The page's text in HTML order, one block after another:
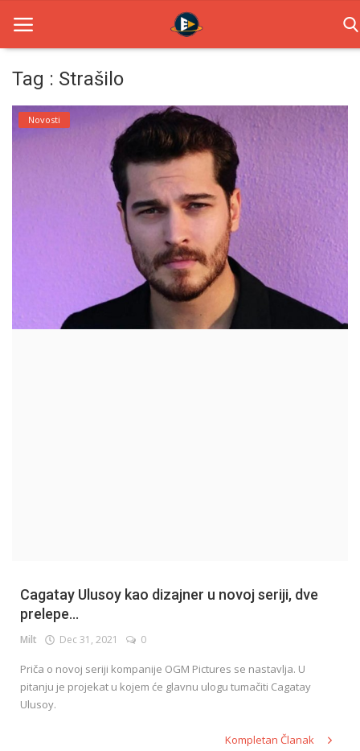
Home
Tag : Strašilo
Novosti
Cagatay Ulusoy kao dizajner u novoj seriji, dve
prelepe...
Milt Dec 31, 2021 0
Priča o novoj seriji kompanije OGM Pictures se nastavlja. U
pitanju je projekat u kojem će glavnu ulogu tumačiti Cagatay
Ulusoy.
Kompletan Članak